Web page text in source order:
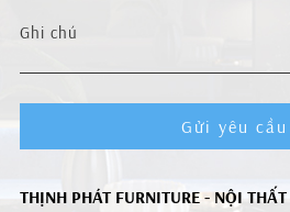
Gửi yêu cầu
THỊNH PHÁT FURNITURE - NỘI